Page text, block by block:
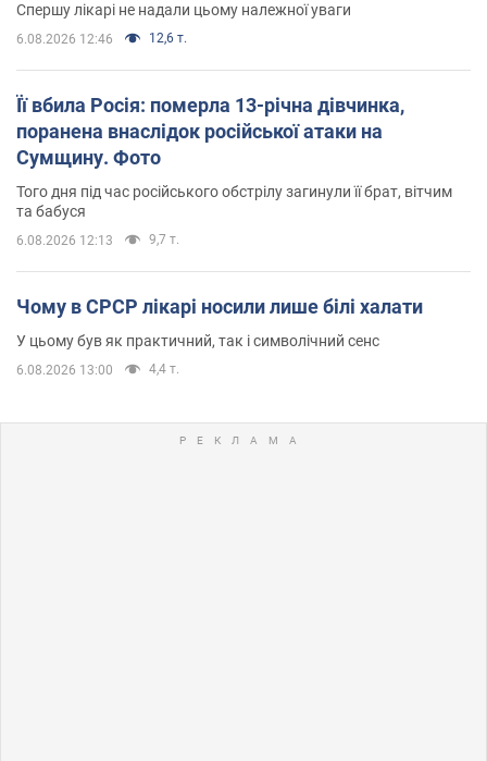
Спершу лікарі не надали цьому належної уваги
6.08.2026 12:46 12,6 т.
Її вбила Росія: померла 13-річна дівчинка,
поранена внаслідок російської атаки на
Сумщину. Фото
Того дня під час російського обстрілу загинули її брат, вітчим
та бабуся
6.08.2026 12:13 9,7 т.
Чому в СРСР лікарі носили лише білі халати
У цьому був як практичний, так і символічний сенс
6.08.2026 13:00 4,4 т.